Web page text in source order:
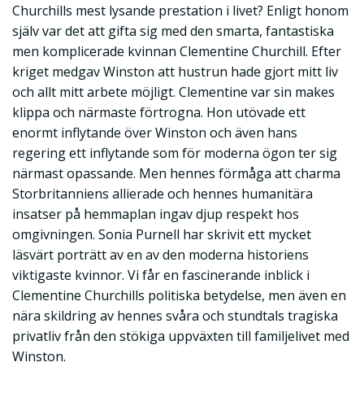
Churchills mest lysande prestation i livet? Enligt honom
själv var det att gifta sig med den smarta, fantastiska
men komplicerade kvinnan Clementine Churchill. Efter
kriget medgav Winston att hustrun hade gjort mitt liv
och allt mitt arbete möjligt. Clementine var sin makes
klippa och närmaste förtrogna. Hon utövade ett
enormt inflytande över Winston och även hans
regering ett inflytande som för moderna ögon ter sig
närmast opassande. Men hennes förmåga att charma
Storbritanniens allierade och hennes humanitära
insatser på hemmaplan ingav djup respekt hos
omgivningen. Sonia Purnell har skrivit ett mycket
läsvärt porträtt av en av den moderna historiens
viktigaste kvinnor. Vi får en fascinerande inblick i
Clementine Churchills politiska betydelse, men även en
nära skildring av hennes svåra och stundtals tragiska
privatliv från den stökiga uppväxten till familjelivet med
Winston.